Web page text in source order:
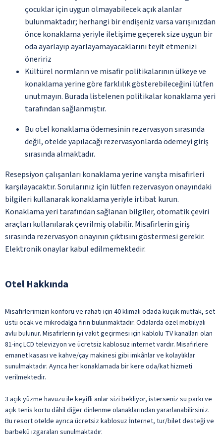
çocuklar için uygun olmayabilecek açık alanlar
bulunmaktadır; herhangi bir endişeniz varsa varışınızdan
önce konaklama yeriyle iletişime geçerek size uygun bir
oda ayarlayıp ayarlayamayacaklarını teyit etmenizi
öneririz
Kültürel normların ve misafir politikalarının ülkeye ve
konaklama yerine göre farklılık gösterebileceğini lütfen
unutmayın. Burada listelenen politikalar konaklama yeri
tarafından sağlanmıştır.
Bu otel konaklama ödemesinin rezervasyon sırasında
değil, otelde yapılacağı rezervasyonlarda ödemeyi giriş
sırasında almaktadır.
Resepsiyon çalışanları konaklama yerine varışta misafirleri
karşılayacaktır. Sorularınız için lütfen rezervasyon onayındaki
bilgileri kullanarak konaklama yeriyle irtibat kurun.
Konaklama yeri tarafından sağlanan bilgiler, otomatik çeviri
araçları kullanılarak çevrilmiş olabilir. Misafirlerin giriş
sırasında rezervasyon onayının çıktısını göstermesi gerekir.
Elektronik onaylar kabul edilmemektedir.
Otel Hakkında
Misafirlerimizin konforu ve rahatı için 40 klimalı odada küçük mutfak, set
üstü ocak ve mikrodalga fırın bulunmaktadır. Odalarda özel mobilyalı
avlu bulunur. Misafirlerin iyi vakit geçirmesi için kablolu TV kanalları olan
81-inç LCD televizyon ve ücretsiz kablosuz internet vardır. Misafirlere
emanet kasası ve kahve/çay makinesi gibi imkânlar ve kolaylıklar
sunulmaktadır. Ayrıca her konaklamada bir kere oda/kat hizmeti
verilmektedir.
3 açık yüzme havuzu ile keyifli anlar sizi bekliyor, isterseniz su parkı ve
açık tenis kortu dâhil diğer dinlenme olanaklarından yararlanabilirsiniz.
Bu resort otelde ayrıca ücretsiz kablosuz İnternet, tur/bilet desteği ve
barbekü ızgaraları sunulmaktadır.